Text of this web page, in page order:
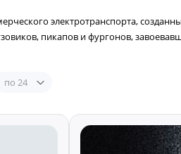
электротранспорта,
пикапов и фургонов,
по 24